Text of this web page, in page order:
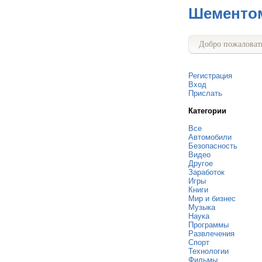
Добро
Регистрация
Вход
Прислать
Категории
Все
Автомобили
Безопасность
Видео
Другое
Заработок
Игры
Книги
Мир и бизнес
Музыка
Наука
Программы
Развлечения
Спорт
Технологии
Фильмы